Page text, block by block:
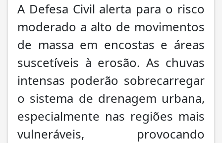
A Defesa Civil alerta para o risco
moderado a alto de movimentos
de massa em encostas e áreas
suscetíveis à erosão. As chuvas
intensas poderão sobrecarregar
o sistema de drenagem urbana,
especialmente nas regiões mais
vulneráveis, provocando